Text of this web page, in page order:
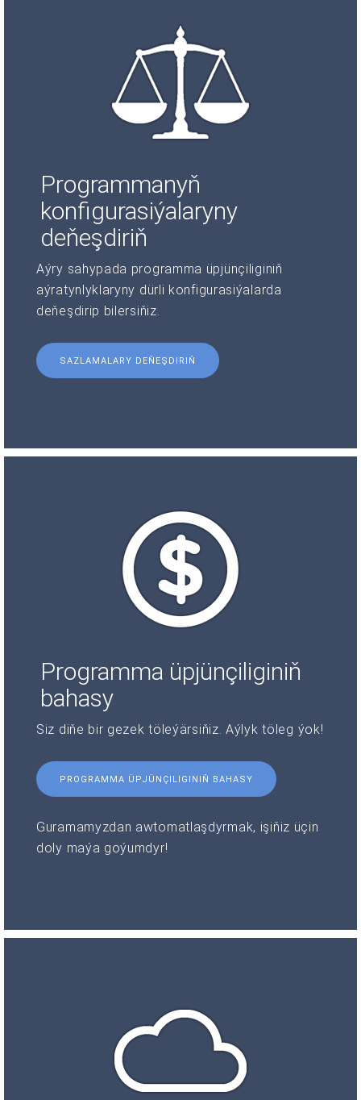
Programmanyň
konfigurasiýalaryny
deňeşdiriň
Aýry sahypada programma üpjünçiliginiň
aýratynlyklaryny dürli konfigurasiýalarda
deňeşdirip bilersiňiz.
SAZLAMALARY DEŇEŞDIRIŇ
Programma üpjünçiliginiň
bahasy
Siz diňe bir gezek töleýärsiňiz. Aýlyk töleg ýok!
PROGRAMMA ÜPJÜNÇILIGINIŇ BAHASY
Guramamyzdan awtomatlaşdyrmak, işiňiz üçin
doly maýa goýumdyr!